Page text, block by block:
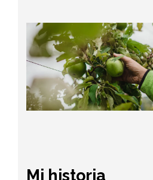
Mi historia